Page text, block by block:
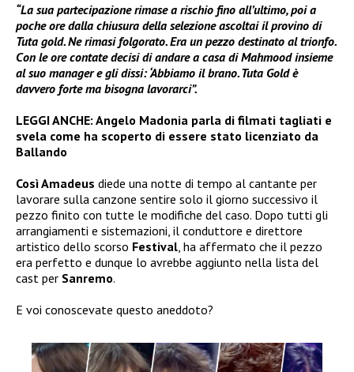
“La sua partecipazione rimase a rischio fino all’ultimo, poi a
poche ore dalla chiusura della selezione ascoltai il provino di
Tuta gold. Ne rimasi folgorato. Era un pezzo destinato al trionfo.
Con le ore contate decisi di andare a casa di Mahmood insieme
al suo manager e gli dissi: ‘Abbiamo il brano. Tuta Gold è
davvero forte ma bisogna lavorarci”.
LEGGI ANCHE: Angelo Madonia parla di filmati tagliati e
svela come ha scoperto di essere stato licenziato da
Ballando
Così Amadeus diede una notte di tempo al cantante per
lavorare sulla canzone sentire solo il giorno successivo il
pezzo finito con tutte le modifiche del caso. Dopo tutti gli
arrangiamenti e sistemazioni, il conduttore e direttore
artistico dello scorso Festival , ha affermato che il pezzo
era perfetto e dunque lo avrebbe aggiunto nella lista del
cast per Sanremo.
E voi conoscevate questo aneddoto?